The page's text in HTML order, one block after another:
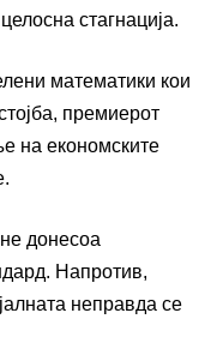
стагнација.
математики кои
премиерот
на економските
донесоа
Напротив,
неправда се